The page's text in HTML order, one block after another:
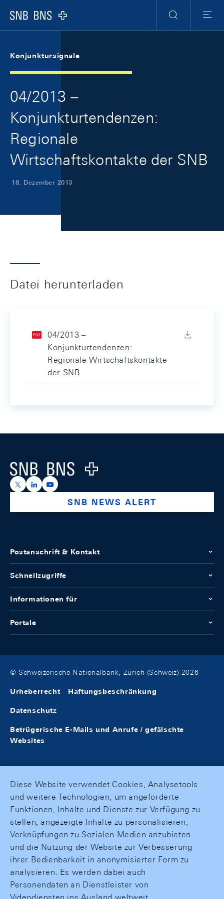
Logo
Suche
Menu
Konjunktursignale
04/2013 –
Konjunkturtendenzen:
Regionale
Wirtschaftskontakte der SNB
18. Dezember 2013
Datei herunterladen
04/2013 –
Konjunkturtendenzen:
Regionale Wirtschaftskontakte
der SNB
Logo
https://x.com/snb_bns
https://ch.linkedin.com/company/swiss-national-
https://www.youtube.com/@swissnationalbank
SNB NEWS ALERT
Postanschrift & Kontakt
Schnellzugriffe
Informationen für
Portale
© Schweizerische Nationalbank, Zürich (Schweiz) 2026
Urheberrecht Haftungsbeschränkung
Datenschutz
Betrügerische E-Mails und Anrufe / gefälschte
Websites
Diese Website verwendet Cookies, Analysetools
und weitere Technologien, um angeforderte
Funktionen, Inhalte und Dienste zur Verfügung zu
stellen, angezeigte Inhalte zu personalisieren,
Verknüpfungen zu Sozialen Medien anzubieten
und die Nutzung der Website zur Verbesserung
ihrer Bedienbarkeit in anonymisierter Form zu
analysieren. Es werden dabei auch
Personendaten an Dienstleister von